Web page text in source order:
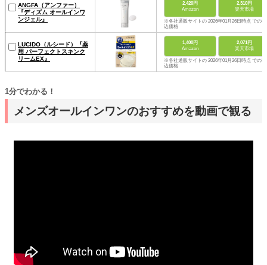
ANGFA（アンファー）
『ディズム オールインワ
ンジェル』
2,420円
Amazon
2,310円
楽天市場
※各社通販サイトの 2026年01月26日時点 での税
込価格
LUCIDO（ルシード）『薬
用 パーフェクトスキンク
リームEX』
1,400円
Amazon
2,071円
楽天市場
※各社通販サイトの 2026年01月26日時点 での税
込価格
メンズオールインワンのおすすめを動画で観る
1分でわかる！